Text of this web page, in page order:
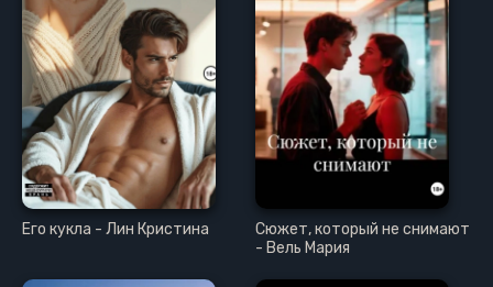
Его кукла - Лин Кристина
Сюжет, который не снимают
- Вель Мария